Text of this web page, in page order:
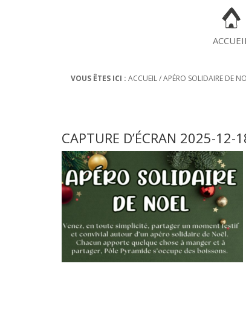
VOUS ÊTES ICI : ACCUEIL/APÉRO SOLIDAIRE DE
CAPTURE D’ÉCRAN 2025-12-